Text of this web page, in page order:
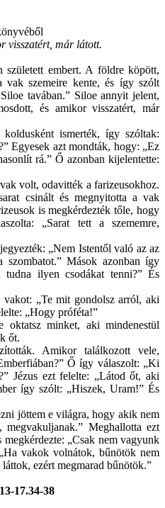
visszatért, már látott.
született embert. A földre köpött,
vak szemeire kente, és így szólt
tavában.” Siloe annyit jelent,
és amikor visszatért, már
ismerték, így szóltak:
Egyesek azt mondták, hogy: „Ez
rá.” Ő azonban kijelentette:
volt, odavitték a farizeusokhoz.
csinált és megnyitotta a vak
is megkérdezték tőle, hogy
„Sarat tett a szememre,
„Nem Istentől való az az
szombatot.” Mások azonban így
tudna ilyen csodákat tenni?” És
„Te mit gondolsz arról, aki
„Hogy próféta!”
minket, aki mindenestül
őt.
Amikor találkozott vele,
Ő így válaszolt: „Ki
Jézus ezt felelte: „Látod őt, aki
így szólt: „Hiszek, Uram!” És
jöttem e világra, hogy akik nem
Meghallotta ezt
„Csak nem vagyunk
vakok volnátok, bűnötök nem
ezért megmarad bűnötök.”
17.34-38